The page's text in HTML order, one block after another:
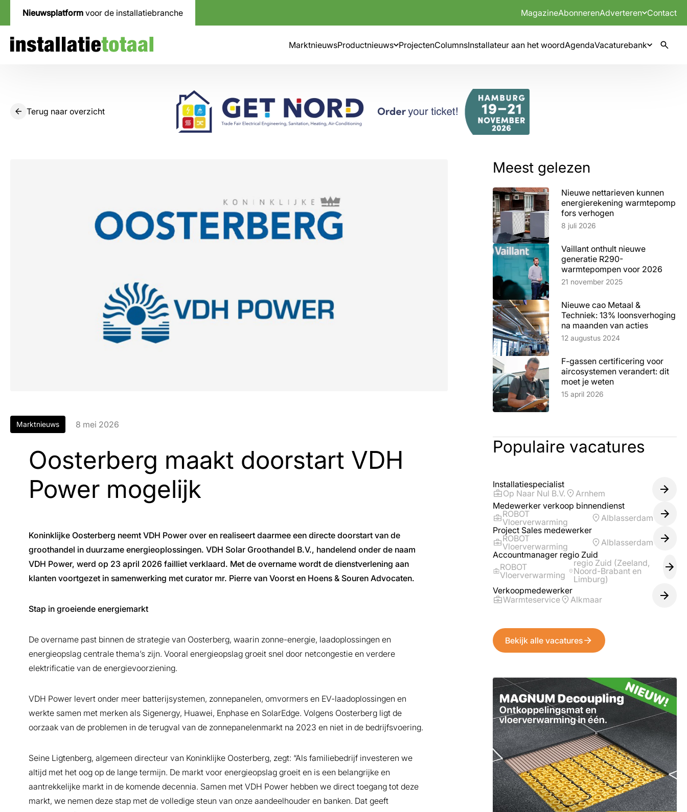
Nieuwsplatform voor de installatiebranche MagazineAbonnerenAdverteren Contact
MarktnieuwsProductnieuws ProjectenColumnsInstallateur aan het woordAgendaVacaturebank
Terug naar overzicht
Marktnieuws 8 mei 2026
Oosterberg maakt doorstart VDH
Power mogelijk
Koninklijke Oosterberg neemt VDH Power over en realiseert daarmee een directe doorstart van de
groothandel in duurzame energieoplossingen. VDH Solar Groothandel B.V., handelend onder de naam
VDH Power, werd op 23 april 2026 failliet verklaard. Met de overname wordt de dienstverlening aan
klanten voortgezet in samenwerking met curator mr. Pierre van Voorst en Hoens & Souren Advocaten.
Stap in groeiende energiemarkt
De overname past binnen de strategie van Oosterberg, waarin zonne-energie, laadoplossingen en
energieopslag centrale thema’s zijn. Vooral energieopslag groeit snel door netcongestie en verdere
elektrificatie van de energievoorziening.
VDH Power levert onder meer batterijsystemen, zonnepanelen, omvormers en EV-laadoplossingen en
werkte samen met merken als Sigenergy, Huawei, Enphase en SolarEdge. Volgens Oosterberg ligt de
oorzaak van de problemen in de terugval van de zonnepanelenmarkt na 2023 en niet in de bedrijfsvoering.
Seine Ligtenberg, algemeen directeur van Koninklijke Oosterberg, zegt: “Als familiebedrijf investeren we
altijd met het oog op de lange termijn. De markt voor energieopslag groeit en is een belangrijke en
aantrekkelijke markt in de komende decennia. Samen met VDH Power hebben we direct toegang tot deze
markt, we nemen deze stap met de volledige steun van onze aandeelhouder en banken. Dat geeft
Meest gelezen
Nieuwe nettarieven kunnen
energierekening warmtepomp
fors verhogen
Lees artikel
8 juli 2026
Vaillant onthult nieuwe
generatie R290-
warmtepompen voor 2026
Lees artikel
21 november 2025
Nieuwe cao Metaal &
Techniek: 13% loonsverhoging
na maanden van acties
Lees artikel
12 augustus 2024
F-gassen certificering voor
aircosystemen verandert: dit
moet je weten
Lees artikel
15 april 2026
Populaire vacatures
Installatiespecialist
Op Naar Nul B.V.
Arnhem
Medewerker verkoop binnendienst
ROBOT
Vloerverwarming
Alblasserdam
Project Sales medewerker
ROBOT
Vloerverwarming
Alblasserdam
Accountmanager regio Zuid
ROBOT
Vloerverwarming
regio Zuid (Zeeland,
Noord-Brabant en
Limburg)
Verkoopmedewerker
Warmteservice
Alkmaar
Bekijk alle vacatures